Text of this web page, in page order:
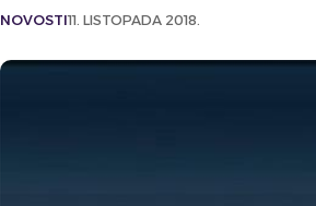
NOVOSTI11. LISTOPADA 2018.